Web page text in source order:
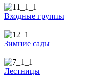
Входные группы
Зимние сады
Лестницы